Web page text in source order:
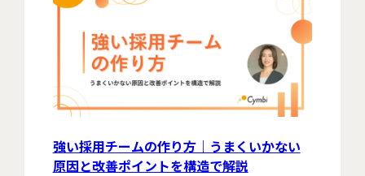
強い採用チームの作り方｜うまくいかない
原因と改善ポイントを構造で解説